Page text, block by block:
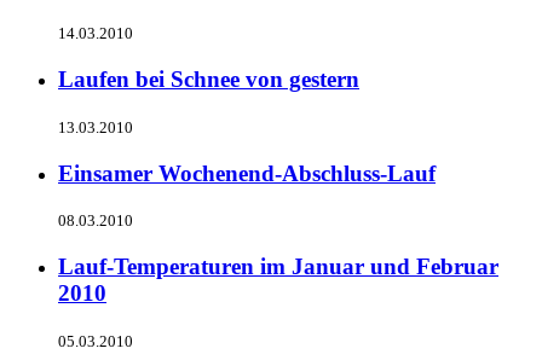
14.03.2010
Laufen bei Schnee von gestern
13.03.2010
Einsamer Wochenend-Abschluss-Lauf
08.03.2010
Lauf-Temperaturen im Januar und Februar
2010
05.03.2010